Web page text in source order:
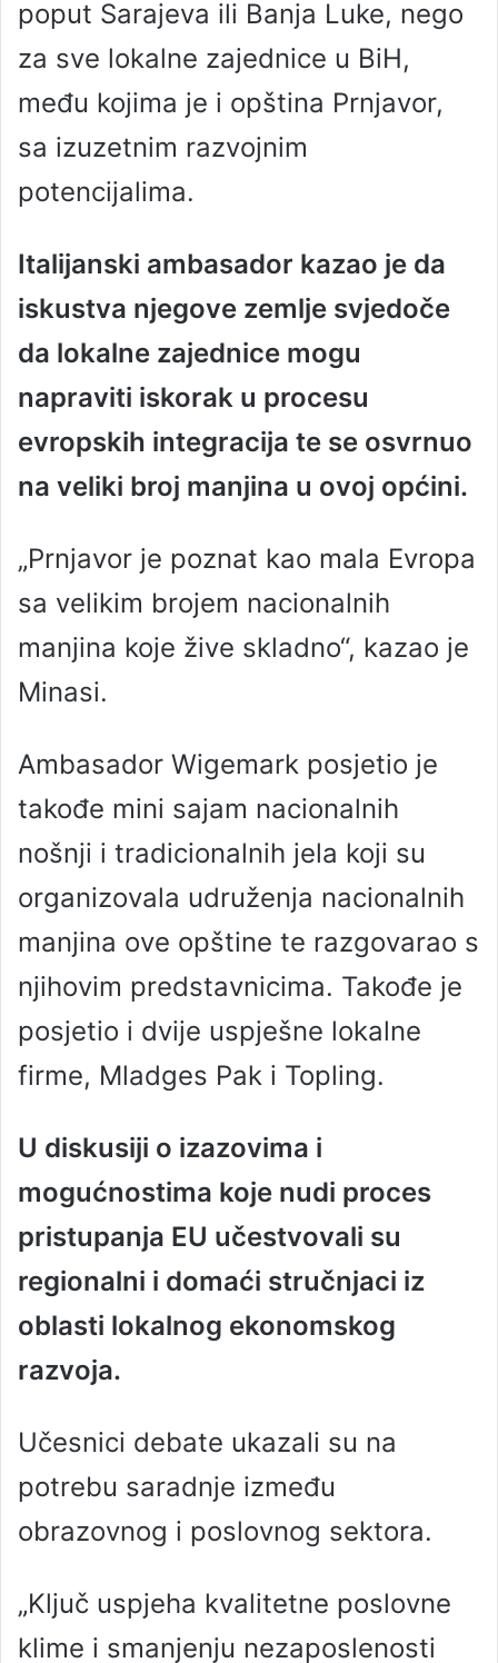
poput Sarajeva ili Banja Luke, nego
za sve lokalne zajednice u BiH,
među kojima je i opština Prnjavor,
sa izuzetnim razvojnim
potencijalima.
Italijanski ambasador kazao je da
iskustva njegove zemlje svjedoče
da lokalne zajednice mogu
napraviti iskorak u procesu
evropskih integracija te se osvrnuo
na veliki broj manjina u ovoj općini.
„Prnjavor je poznat kao mala Evropa
sa velikim brojem nacionalnih
manjina koje žive skladno“, kazao je
Minasi.
Ambasador Wigemark posjetio je
takođe mini sajam nacionalnih
nošnji i tradicionalnih jela koji su
organizovala udruženja nacionalnih
manjina ove opštine te razgovarao s
njihovim predstavnicima. Takođe je
posjetio i dvije uspješne lokalne
firme, Mladges Pak i Topling.
U diskusiji o izazovima i
mogućnostima koje nudi proces
pristupanja EU učestvovali su
regionalni i domaći stručnjaci iz
oblasti lokalnog ekonomskog
razvoja.
Učesnici debate ukazali su na
potrebu saradnje između
obrazovnog i poslovnog sektora.
„Ključ uspjeha kvalitetne poslovne
klime i smanjenju nezaposlenosti